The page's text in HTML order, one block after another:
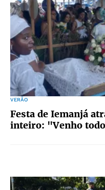
VERÃO
Festa de Iemanjá
inteiro: "Venho